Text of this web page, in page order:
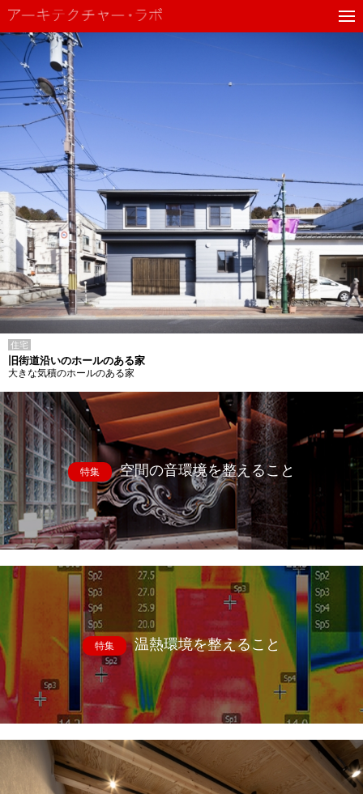
住宅
旧街道沿いのホールのある家
大きな気積のホールのある家
特集 空間の音環境を整えること
特集 温熱環境を整えること